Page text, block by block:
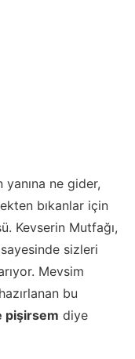
ne gider,
bıkanlar için
Kevserin Mutfağı,
sizleri
Mevsim
bu
pişirsem diye